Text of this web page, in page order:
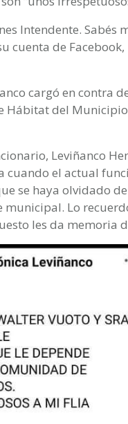
Intendente. Sabés
cuenta de
cargó en contra
Hábitat del
Leviñanco
cuando el actual
se haya olvidado
Lo
les da memoria